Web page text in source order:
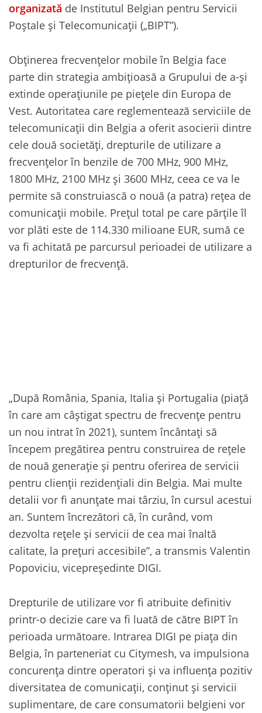
organizată de Institutul Belgian pentru Servicii
Poștale și Telecomunicații („BIPT”).
Obținerea frecvențelor mobile în Belgia face
parte din strategia ambițioasă a Grupului de a-și
extinde operațiunile pe piețele din Europa de
Vest. Autoritatea care reglementează serviciile de
telecomunicații din Belgia a oferit asocierii dintre
cele două societăți, drepturile de utilizare a
frecvențelor în benzile de 700 MHz, 900 MHz,
1800 MHz, 2100 MHz și 3600 MHz, ceea ce va le
permite să construiască o nouă (a patra) rețea de
comunicații mobile. Prețul total pe care părțile îl
vor plăti este de 114.330 milioane EUR, sumă ce
va fi achitată pe parcursul perioadei de utilizare a
drepturilor de frecvență.
„După România, Spania, Italia și Portugalia (piață
în care am câștigat spectru de frecvențe pentru
un nou intrat în 2021), suntem încântați să
începem pregătirea pentru construirea de rețele
de nouă generație și pentru oferirea de servicii
pentru clienții rezidențiali din Belgia. Mai multe
detalii vor fi anunțate mai târziu, în cursul acestui
an. Suntem încrezători că, în curând, vom
dezvolta rețele și servicii de cea mai înaltă
calitate, la prețuri accesibile”, a transmis Valentin
Popoviciu, vicepreședinte DIGI.
Drepturile de utilizare vor fi atribuite definitiv
printr-o decizie care va fi luată de către BIPT în
perioada următoare. Intrarea DIGI pe piața din
Belgia, în parteneriat cu Citymesh, va impulsiona
concurența dintre operatori și va influența pozitiv
diversitatea de comunicații, conținut și servicii
suplimentare, de care consumatorii belgieni vor